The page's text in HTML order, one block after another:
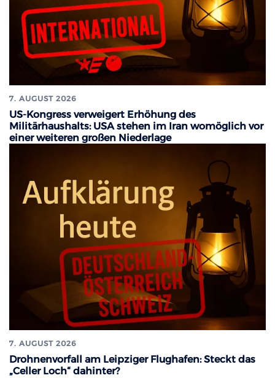
7. AUGUST 2026
US-Kongress verweigert Erhöhung des
Militärhaushalts: USA stehen im Iran womöglich vor
einer weiteren großen Niederlage
7. AUGUST 2026
Drohnenvorfall am Leipziger Flughafen: Steckt das
„Celler Loch“ dahinter?